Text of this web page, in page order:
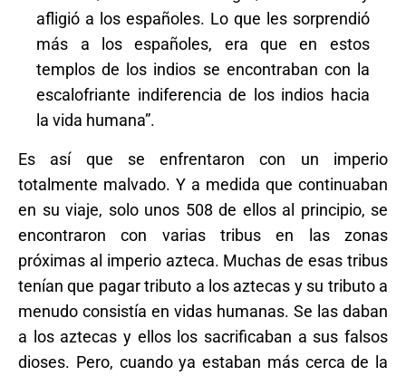
afligió a los españoles. Lo que les sorprendió
más a los españoles, era que en estos
templos de los indios se encontraban con la
escalofriante indiferencia de los indios hacia
la vida humana”.
Es así que se enfrentaron con un imperio
totalmente malvado. Y a medida que continuaban
en su viaje, solo unos 508 de ellos al principio, se
encontraron con varias tribus en las zonas
próximas al imperio azteca. Muchas de esas tribus
tenían que pagar tributo a los aztecas y su tributo a
menudo consistía en vidas humanas. Se las daban
a los aztecas y ellos los sacrificaban a sus falsos
dioses. Pero, cuando ya estaban más cerca de la